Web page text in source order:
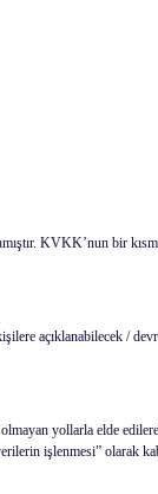
KVKK’nun bir
açıklanabilecek /
yollarla elde
işlenmesi” olarak